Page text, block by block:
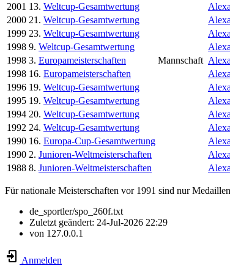
2001 13. Weltcup-Gesamtwertung
2000 21. Weltcup-Gesamtwertung
1999 23. Weltcup-Gesamtwertung
1998 9. Weltcup-Gesamtwertung
1998 3. Europameisterschaften Mannschaft
1998 16. Europameisterschaften
1996 19. Weltcup-Gesamtwertung
1995 19. Weltcup-Gesamtwertung
1994 20. Weltcup-Gesamtwertung
1992 24. Weltcup-Gesamtwertung
1990 16. Europa-Cup-Gesamtwertung
1990 2. Junioren-Weltmeisterschaften
1988 8. Junioren-Weltmeisterschaften
Für nationale Meisterschaften vor 1991 sind nur
de_sportler/spo_260f.txt
Zuletzt geändert: 24-Jul-2026 22:29
von 127.0.0.1
Anmelden